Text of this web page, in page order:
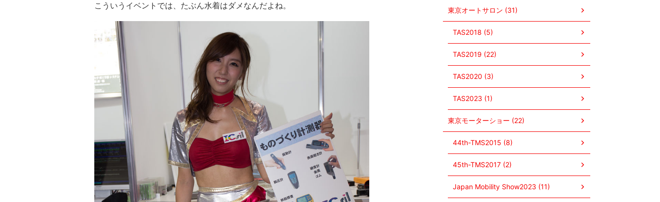
こういうイベントでは、たぶん水着はダメなんだよね。
東京オートサロン (31)
TAS2018 (5)
TAS2019 (22)
TAS2020 (3)
TAS2023 (1)
東京モーターショー (22)
44th-TMS2015 (8)
45th-TMS2017 (2)
Japan Mobility Show2023 (11)